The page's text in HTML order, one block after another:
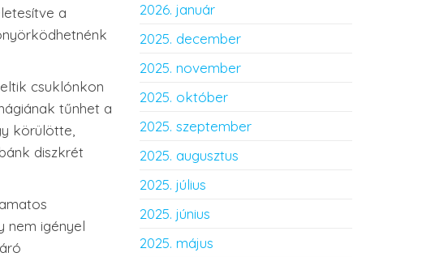
a
csuklónkon
tűnhet a
körülötte,
diszkrét
nem igényel
2026. január
2025. december
2025. november
2025. október
2025. szeptember
2025. augusztus
2025. július
2025. június
2025. május